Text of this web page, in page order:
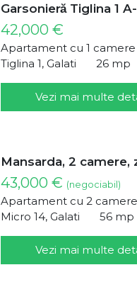
Garsonieră Tiglina 1
42,000 €
Apartament cu 1
Tiglina 1, Galati
26 mp
Vezi mai multe
Mansarda, 2 camere,
43,000 € (negociabil)
Apartament cu 2
Micro 14, Galati
56 mp
Vezi mai multe